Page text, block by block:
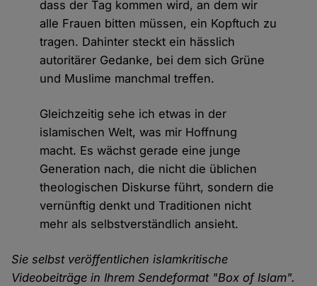
dass der Tag kommen wird, an dem wir
alle Frauen bitten müssen, ein Kopftuch zu
tragen. Dahinter steckt ein hässlich
autoritärer Gedanke, bei dem sich Grüne
und Muslime manchmal treffen.
Gleichzeitig sehe ich etwas in der
islamischen Welt, was mir Hoffnung
macht. Es wächst gerade eine junge
Generation nach, die nicht die üblichen
theologischen Diskurse führt, sondern die
vernünftig denkt und Traditionen nicht
mehr als selbstverständlich ansieht.
Sie selbst veröffentlichen islamkritische
Videobeiträge in Ihrem Sendeformat "Box of Islam".